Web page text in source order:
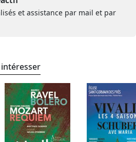
et assistance par mail et par